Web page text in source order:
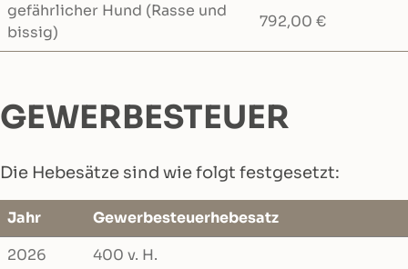
gefährlicher Hund (Rasse und
bissig)
792,00 €
GEWERBESTEUER
Die Hebesätze sind wie folgt festgesetzt:
Jahr
Gewerbesteuerhebesatz
2026
400 v. H.